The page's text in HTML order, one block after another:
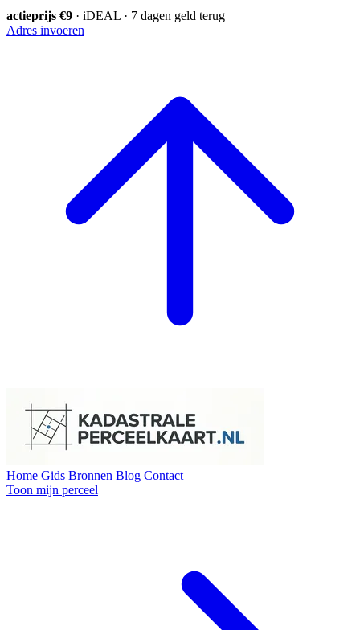
actieprijs €9 · iDEAL · 7 dagen geld terug
Adres invoeren
Home Gids Bronnen Blog Contact
Toon mijn perceel